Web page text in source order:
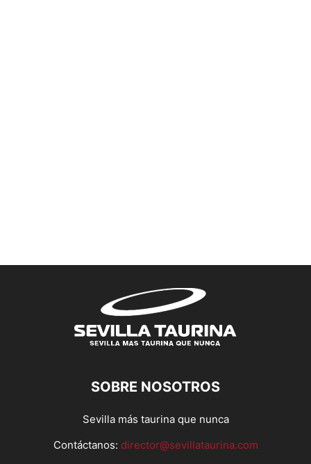
SOBRE NOSOTROS
Sevilla más taurina que nunca
Contáctanos: director@sevillataurina.com